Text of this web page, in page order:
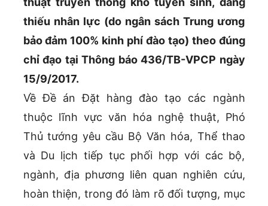
thiếu nhân lực (do ngân sách Trung ương
bảo đảm 100% kinh phí đào tạo) theo đúng
chỉ đạo tại Thông báo 436/TB-VPCP ngày
15/9/2017.
Về Đề án Đặt hàng đào tạo các ngành
thuộc lĩnh vực văn hóa nghệ thuật, Phó
Thủ tướng yêu cầu Bộ Văn hóa, Thể thao
và Du lịch tiếp tục phối hợp với các bộ,
ngành, địa phương liên quan nghiên cứu,
hoàn thiện, trong đó làm rõ đối tượng, mục